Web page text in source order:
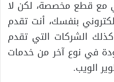
مع قطع مخصصة، لكن لا
بنفسك، أنت تقدم
الشركات التي تقدم
في نوع آخر من خدمات
الويب.